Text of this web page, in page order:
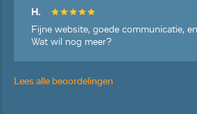
H.
Fijne website, goede communicatie,
Wat wil nog meer?
Lees alle beoordelingen